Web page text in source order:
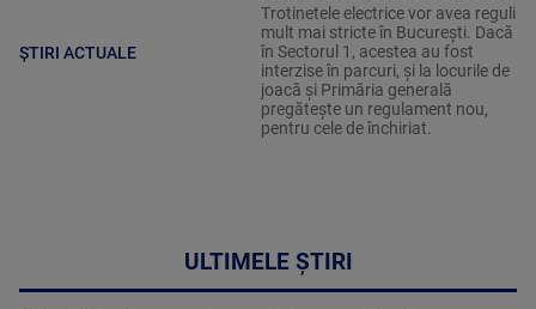
ȘTIRI ACTUALE
Trotinetele electrice vor avea reguli
mult mai stricte în București. Dacă
în Sectorul 1, acestea au fost
interzise în parcuri, și la locurile de
joacă și Primăria generală
pregătește un regulament nou,
pentru cele de închiriat.
ULTIMELE ȘTIRI